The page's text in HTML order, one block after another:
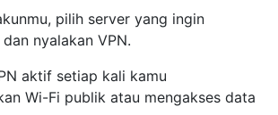
pilih server yang ingin
nyalakan VPN.
aktif setiap kali kamu
Wi-Fi publik atau mengakses data